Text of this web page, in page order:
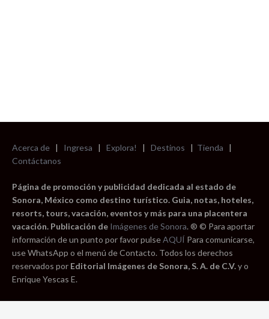
Acerca de | Ingresa | Explora! | Destinos | Tienda |
Contáctanos
Página de promoción y publicidad dedicada al estado de
Sonora, México como destino turístico. Guia, notas, hoteles,
resorts, tours, vacación, eventos y más para una placentera
vacación. Publicación de Imágenes de Sonora. ® © Para aportar
información de un punto por favor pulseAQUÍ Para comunicarse,
use WhatsApp o el menú de Contacto. Todos los derechos
reservados por Editorial Imágenes de Sonora, S. A. de C.V.y o
Enrique Yescas E.